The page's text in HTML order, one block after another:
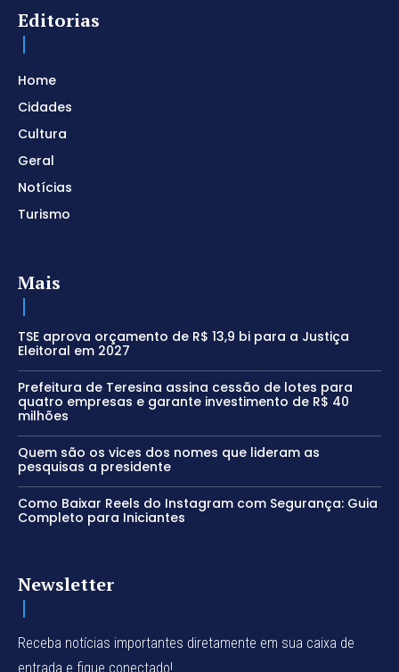
Editorias
Home
Cidades
Cultura
Geral
Notícias
Turismo
Mais
TSE aprova orçamento de R$ 13,9 bi para a Justiça
Eleitoral em 2027
Prefeitura de Teresina assina cessão de lotes para
quatro empresas e garante investimento de R$ 40
milhões
Quem são os vices dos nomes que lideram as
pesquisas a presidente
Como Baixar Reels do Instagram com Segurança: Guia
Completo para Iniciantes
Newsletter
Receba notícias importantes diretamente em sua caixa de
entrada e fique conectado!